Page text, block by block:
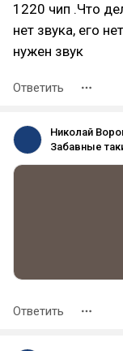
1220 чип .Что
нет звука, его
нужен звук
Ответить
Николай
Забавные
Ответить